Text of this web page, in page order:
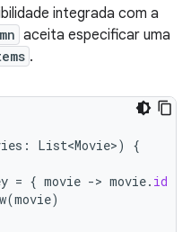
integrada com a
aceita especificar uma
.
: List<Movie>)
{
= { movie -> movie. id
(movie)